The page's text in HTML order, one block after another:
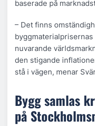
baserade på
– Det finns
nuvarande
den stigande
stå i vägen, menar
Bygg samlas
på